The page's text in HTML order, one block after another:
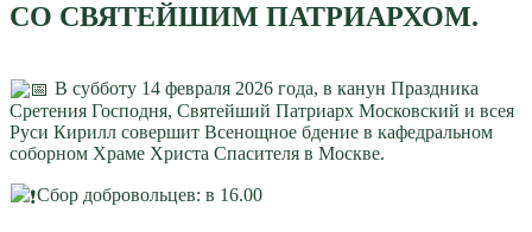
СО СВЯТЕЙШИМ ПАТРИАРХОМ.
В субботу 14 февраля 2026 года, в канун Праздника
Сретения Господня, Святейший Патриарх Московский и всея
Руси Кирилл совершит Всенощное бдение в кафедральном
соборном Храме Христа Спасителя в Москве.
️Сбор добровольцев: в 16.00